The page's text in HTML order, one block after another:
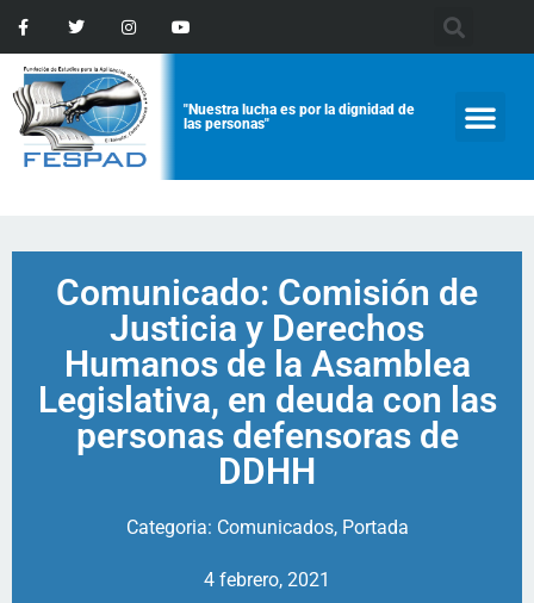
"Nuestra lucha es por la dignidad de
las personas"
Comunicado: Comisión de
Justicia y Derechos
Humanos de la Asamblea
Legislativa, en deuda con las
personas defensoras de
DDHH
Categoria: Comunicados, Portada
4 febrero, 2021